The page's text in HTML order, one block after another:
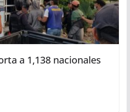
a 1,138 nacionales